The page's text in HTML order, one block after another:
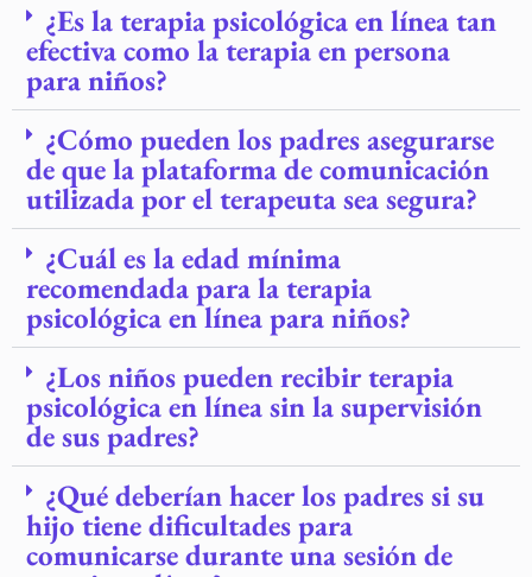
¿Es la terapia psicológica en línea tan
efectiva como la terapia en persona
para niños?
¿Cómo pueden los padres asegurarse
de que la plataforma de comunicación
utilizada por el terapeuta sea segura?
¿Cuál es la edad mínima
recomendada para la terapia
psicológica en línea para niños?
¿Los niños pueden recibir terapia
psicológica en línea sin la supervisión
de sus padres?
¿Qué deberían hacer los padres si su
hijo tiene dificultades para
comunicarse durante una sesión de